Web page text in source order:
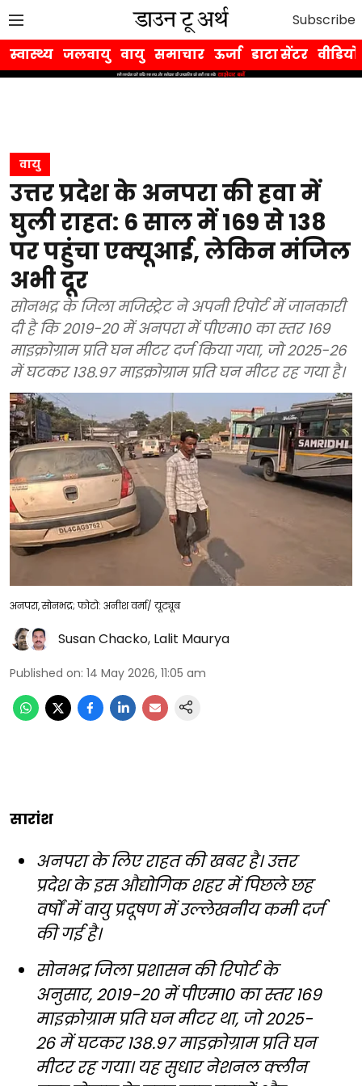
Subscribe
स्वास्थ्य जलवायु वायु समाचार ऊर्जा डाटा सेंटर वीडियो
वायु
उत्तर प्रदेश के अनपरा की हवा में
घुली राहत: 6 साल में 169 से 138
पर पहुंचा एक्यूआई, लेकिन मंजिल
अभी दूर
सोनभद्र के जिला मजिस्ट्रेट ने अपनी रिपोर्ट में जानकारी
दी है कि 2019-20 में अनपरा में पीएम10 का स्तर 169
माइक्रोग्राम प्रति घन मीटर दर्ज किया गया, जो 2025-26
में घटकर 138.97 माइक्रोग्राम प्रति घन मीटर रह गया है।
अनपरा, सोनभद्र; फोटो: अनीश वर्मा/ यूट्यूब
Susan Chacko, Lalit Maurya
Published on: 14 May 2026, 11:05 am
सारांश
अनपरा के लिए राहत की खबर है। उत्तर
प्रदेश के इस औद्योगिक शहर में पिछले छह
वर्षों में वायु प्रदूषण में उल्लेखनीय कमी दर्ज
की गई है।
सोनभद्र जिला प्रशासन की रिपोर्ट के
अनुसार, 2019-20 में पीएम10 का स्तर 169
माइक्रोग्राम प्रति घन मीटर था, जो 2025-
26 में घटकर 138.97 माइक्रोग्राम प्रति घन
मीटर रह गया। यह सुधार नेशनल क्लीन